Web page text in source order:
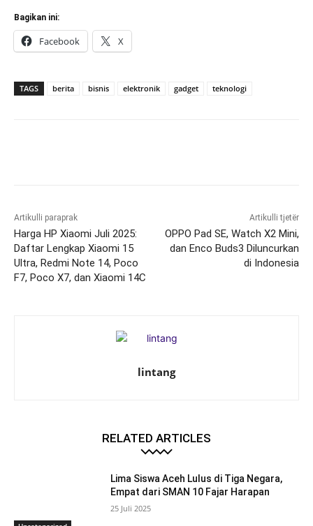
Bagikan ini:
Facebook X
TAGS berita bisnis elektronik gadget teknologi
Artikulli paraprak
Harga HP Xiaomi Juli 2025:
Daftar Lengkap Xiaomi 15
Ultra, Redmi Note 14, Poco
F7, Poco X7, dan Xiaomi 14C
Artikulli tjetër
OPPO Pad SE, Watch X2 Mini,
dan Enco Buds3 Diluncurkan
di Indonesia
lintang
RELATED ARTICLES
Lima Siswa Aceh Lulus di Tiga Negara,
Empat dari SMAN 10 Fajar Harapan
25 Juli 2025